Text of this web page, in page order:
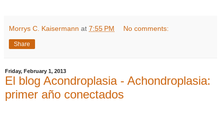
Morrys C. Kaisermann at 7:55 PM No comments:
Share
Friday, February 1, 2013
El blog Acondroplasia - Achondroplasia:
primer año conectados